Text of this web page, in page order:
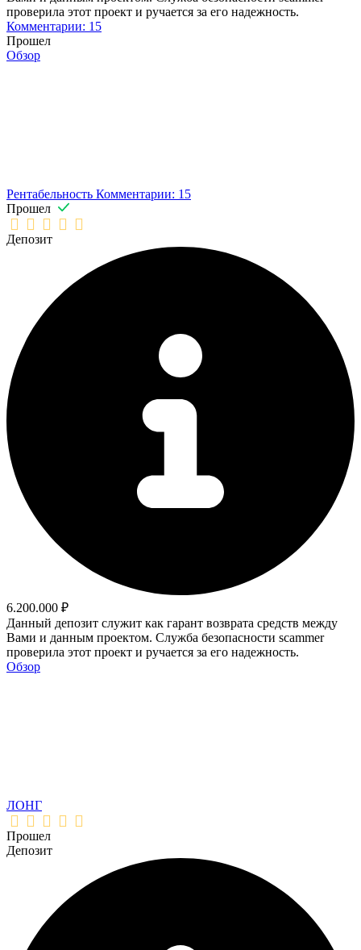
проверила этот проект и ручается за его надежность.
Комментарии: 15
Прошел
Обзор
Рентабельность Комментарии: 15
Прошел
Депозит
6.200.000 ₽
Данный депозит служит как гарант возврата средств между
Вами и данным проектом. Служба безопасности scammer
проверила этот проект и ручается за его надежность.
Обзор
ЛОНГ
Прошел
Депозит